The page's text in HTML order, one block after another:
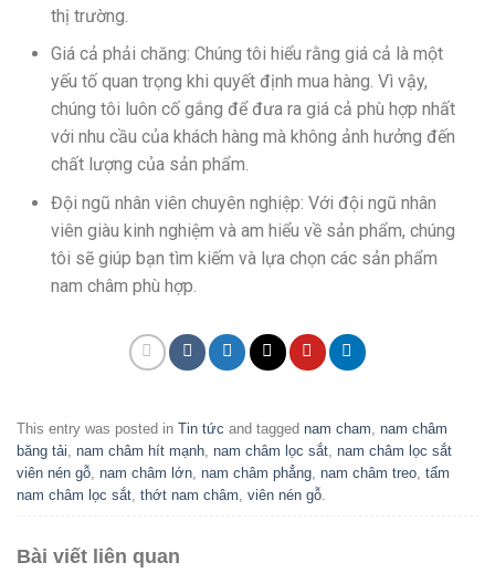
thị trường.
Giá cả phải chăng: Chúng tôi hiểu rằng giá cả là một
yếu tố quan trọng khi quyết định mua hàng. Vì vậy,
chúng tôi luôn cố gắng để đưa ra giá cả phù hợp nhất
với nhu cầu của khách hàng mà không ảnh hưởng đến
chất lượng của sản phẩm.
Đội ngũ nhân viên chuyên nghiệp: Với đội ngũ nhân
viên giàu kinh nghiệm và am hiểu về sản phẩm, chúng
tôi sẽ giúp bạn tìm kiếm và lựa chọn các sản phẩm
nam châm phù hợp.
This entry was posted in Tin tức and tagged nam cham, nam châm
băng tải, nam châm hít mạnh, nam châm lọc sắt, nam châm lọc sắt
viên nén gỗ, nam châm lớn, nam châm phẳng, nam châm treo, tấm
nam châm lọc sắt, thớt nam châm, viên nén gỗ.
Bài viết liên quan